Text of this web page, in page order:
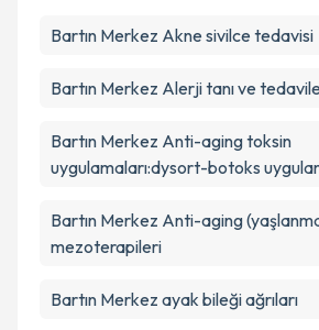
Bartın Merkez Akne sivilce tedavisi
Bartın Merkez Alerji tanı ve
Bartın Merkez Anti-aging toksin
uygulamaları:dysort-botoks
Bartın Merkez Anti-aging
mezoterapileri
Bartın Merkez ayak bileği ağrıları